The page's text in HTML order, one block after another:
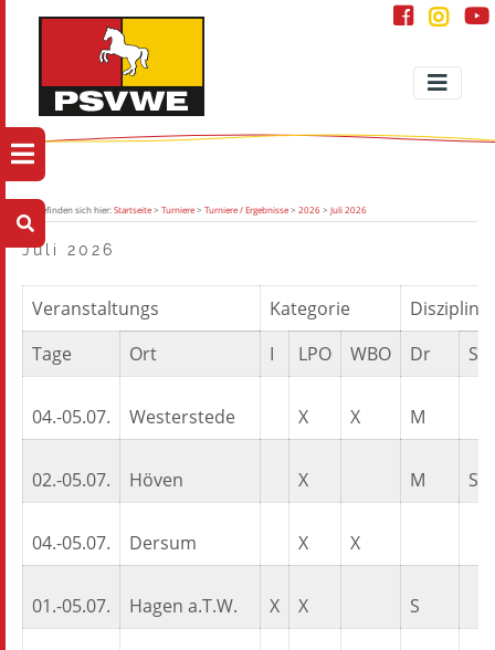
Sie befinden sich hier:Startseite> Turniere> Turniere / Ergebnisse> 2026> Juli 2026
Juli 2026
Veranstaltungs Kategorie
Disziplin
Tage
Ort I LPO WBO Dr Sp
04.-05.07. Westerstede X X M
02.-05.07. Höven X M S
04.-05.07. Dersum X X
01.-05.07. Hagen a.T.W. X X S